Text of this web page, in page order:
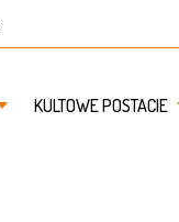
KULTOWE POSTACIE